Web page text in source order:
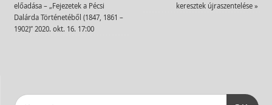
előadása – „Fejezetek a Pécsi
Dalárda Történetéből (1847, 1861 –
1902)” 2020. okt. 16. 17:00
keresztek újraszentelése»